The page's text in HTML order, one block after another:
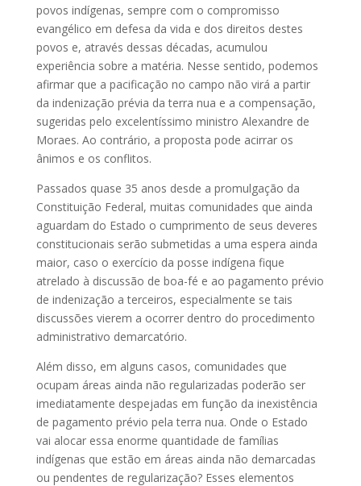
povos indígenas, sempre com o compromisso
evangélico em defesa da vida e dos direitos destes
povos e, através dessas décadas, acumulou
experiência sobre a matéria. Nesse sentido, podemos
afirmar que a pacificação no campo não virá a partir
da indenização prévia da terra nua e a compensação,
sugeridas pelo excelentíssimo ministro Alexandre de
Moraes. Ao contrário, a proposta pode acirrar os
ânimos e os conflitos.
Passados quase 35 anos desde a promulgação da
Constituição Federal, muitas comunidades que ainda
aguardam do Estado o cumprimento de seus deveres
constitucionais serão submetidas a uma espera ainda
maior, caso o exercício da posse indígena fique
atrelado à discussão de boa-fé e ao pagamento prévio
de indenização a terceiros, especialmente se tais
discussões vierem a ocorrer dentro do procedimento
administrativo demarcatório.
Além disso, em alguns casos, comunidades que
ocupam áreas ainda não regularizadas poderão ser
imediatamente despejadas em função da inexistência
de pagamento prévio pela terra nua. Onde o Estado
vai alocar essa enorme quantidade de famílias
indígenas que estão em áreas ainda não demarcadas
ou pendentes de regularização? Esses elementos